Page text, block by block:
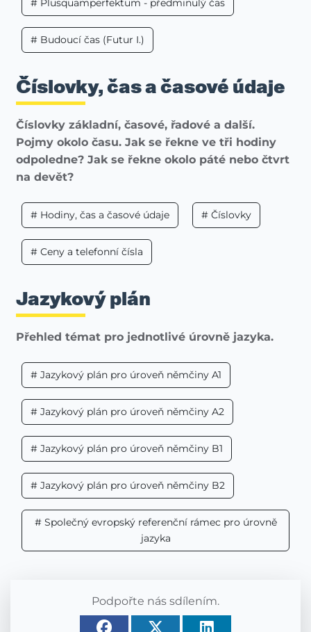
# Plusquamperfektum - předminulý čas
# Budoucí čas (Futur I.)
Číslovky, čas a časové údaje
Číslovky základní, časové, řadové a další.
Pojmy okolo času. Jak se řekne ve tři hodiny
odpoledne? Jak se řekne okolo páté nebo čtvrt
na devět?
# Hodiny, čas a časové údaje # Číslovky
# Ceny a telefonní čísla
Jazykový plán
Přehled témat pro jednotlivé úrovně jazyka.
# Jazykový plán pro úroveň němčiny A1
# Jazykový plán pro úroveň němčiny A2
# Jazykový plán pro úroveň němčiny B1
# Jazykový plán pro úroveň němčiny B2
# Společný evropský referenční rámec pro úrovně
jazyka
Podpořte nás sdílením.